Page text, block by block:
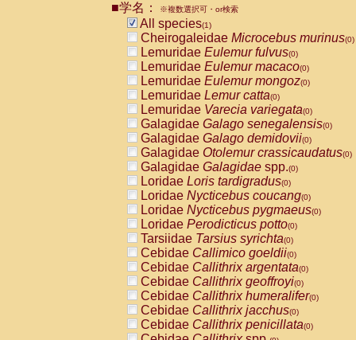
CebidaeCebus nigrivittatus
CebidaeCebus
CebidaeSaimiri boliviensis(0)
CebidaeSaimiri sciureus(0)
AtelidaeAlouatta caraya(0)
AtelidaeAlouatta fusca(0)
AtelidaeAlouatta seniculus
AtelidaeAlouattaspp.(0)
AtelidaeAteles belzebuth(0)
AtelidaeAteles geoffroyi(0)
AtelidaeAteles paniscus(0)
AtelidaeAtelesspp.(0)
Atelidae Lagothrix lagothricha
AtelidaeLagothrix lagothricha cana
PitheciidaeCacajao calvus
PitheciidaeCallicebus cupreus
PitheciidaeCallicebus donacophilus
PitheciidaeCallicebus moloch
PitheciidaeCallicebus torquatus
PitheciidaeCallicebusspp.(0)
PitheciidaeChiropotes satanas(0)
PitheciidaePithecia monachus
PitheciidaePithecia pithecia(0)
CercopithecidaeCercocebus agilis
■学名： ※複数選択可・or検索
All species(1)
Cheirogaleidae Microcebus murinus(0)
Lemuridae Eulemur fulvus(0)
Lemuridae Eulemur macaco(0)
Lemuridae Eulemur mongoz(0)
Lemuridae Lemur catta(0)
Lemuridae Varecia variegata(0)
Galagidae Galago senegalensis(0)
Galagidae Galago demidovii(0)
Galagidae Otolemur crassicaudatus(0)
Galagidae Galagidae spp.(0)
Loridae Loris tardigradus(0)
Loridae Nycticebus coucang(0)
Loridae Nycticebus pygmaeus(0)
Loridae Perodicticus potto(0)
Tarsiidae Tarsius syrichta(0)
Cebidae Callimico goeldii(0)
Cebidae Callithrix argentata(0)
Cebidae Callithrix geoffroyi(0)
Cebidae Callithrix humeralifer(0)
Cebidae Callithrix jacchus(0)
Cebidae Callithrix penicillata(0)